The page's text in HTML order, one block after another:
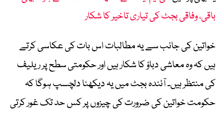
باقی، وفاقی بجٹ کی تیاری تاخیر کا شکار
خواتین کی جانب سے یہ مطالبات اس بات کی عکاسی کرتے
ہیں کہ وہ معاشی دباؤ کا شکار ہیں اور حکومتی سطح پر ریلیف
کی منتظر ہیں۔ آئندہ بجٹ میں یہ دیکھنا دلچسپ ہوگا کہ
حکومت خواتین کی ضرورت کی چیزوں پر کس حد تک غور کرتی